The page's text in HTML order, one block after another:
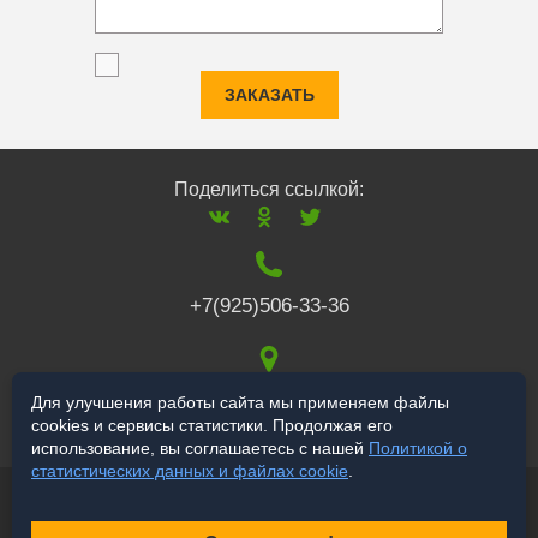
ЗАКАЗАТЬ
Поделиться ссылкой:
+7(925)506-33-36
117519,г. Москва,
Варшавское ш., 132
Для улучшения работы сайта мы применяем файлы
cookies и сервисы статистики. Продолжая его
использование, вы соглашаетесь с нашей Политикой о
статистических данных и файлах cookie